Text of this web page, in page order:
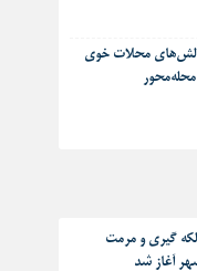
محلات خوی
محله‌محور
گیری و مرمت
آغاز شد